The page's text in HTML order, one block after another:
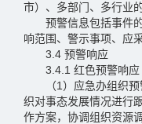
市）、多部门、多行业的
预警信息包括事件的
响范围、警示事项、应
3.4 预警响应
3.4.1 红色预警响应
（1）应急办组织预
织对事态发展情况进行
作方案，协调组织资源